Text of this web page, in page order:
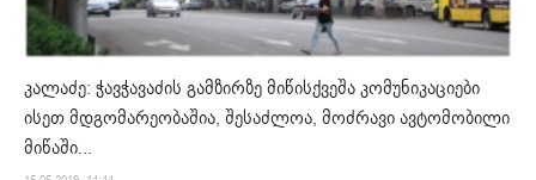
კალაძე: ჭავჭავაძის გამზირზე მიწისქვეშა კომუნიკაციები
ისეთ მდგომარეობაშია, შესაძლოა, მოძრავი ავტომობილი
მიწაში...